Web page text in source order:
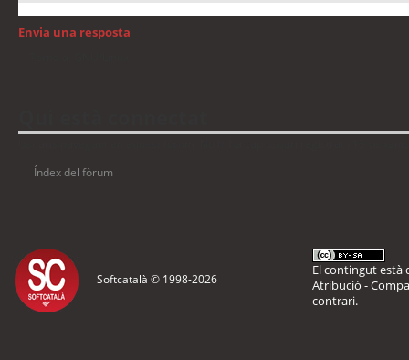
Envia una resposta
Índex del fòrum
Softcatalà © 1998-2026
El contingut està
Atribució -
contrari.